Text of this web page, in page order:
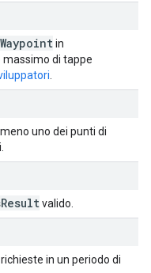
Waypointin
massimo di tappe
.
uno dei punti di
Resultvalido.
in un periodo di